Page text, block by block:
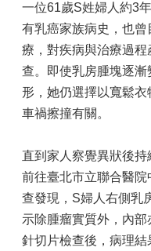
一位61歲S姓婦人約3
有乳癌家族病史，也
療，對疾病與治療過
查。即使乳房腫塊逐
形，她仍選擇以寬鬆
車禍擦撞有關。
直到家人察覺異狀後持
前往臺北市立聯合醫
查發現，S婦人右側乳
示除腫瘤實質外，內
針切片檢查後，病理